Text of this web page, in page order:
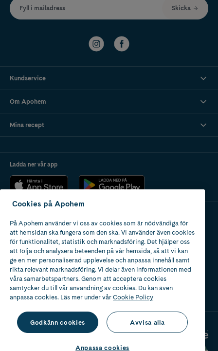
Fyll i mailadress Skicka
Kundservice
Om Apohem
Mina recept
Ladda ner vår app
Apotek med tillstånd
av Läkemedelsverket
Cookies på Apohem
På Apohem använder vi oss av cookies som är nödvändiga för
att hemsidan ska fungera som den ska. Vi använder även cookies
för funktionalitet, statistik och marknadsföring. Det hjälper oss
att följa och analysera beteenden på vår hemsida, så att vi kan
ge en mer personaliserad upplevelse och anpassa innehåll samt
rikta relevant marknadsföring. Vi delar även informationen med
våra samarbetspartners. Genom att acceptera cookies
samtycker du till vår användning av cookies. Du kan även
anpassa cookies. Läs mer under vårCookie Policy
Godkänn cookies Avvisa alla
Anpassa cookies